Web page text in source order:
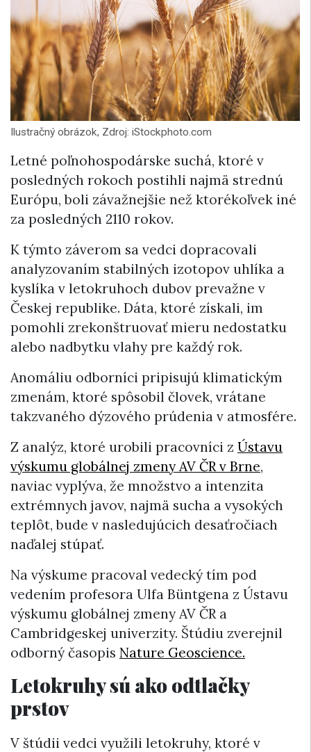
Ilustračný obrázok, Zdroj: iStockphoto.com
Letné poľnohospodárske suchá, ktoré v
posledných rokoch postihli najmä strednú
Európu, boli závažnejšie než ktorékoľvek iné
za posledných 2110 rokov.
K týmto záverom sa vedci dopracovali
analyzovaním stabilných izotopov uhlíka a
kyslíka v letokruhoch dubov prevažne v
Českej republike. Dáta, ktoré získali, im
pomohli zrekonštruovať mieru nedostatku
alebo nadbytku vlahy pre každý rok.
Anomáliu odborníci pripisujú klimatickým
zmenám, ktoré spôsobil človek, vrátane
takzvaného dýzového prúdenia v atmosfére.
Z analýz, ktoré urobili pracovníci z Ústavu
výskumu globálnej zmeny AV ČR v Brne,
naviac vyplýva, že množstvo a intenzita
extrémnych javov, najmä sucha a vysokých
teplôt, bude v nasledujúcich desaťročiach
naďalej stúpať.
Na výskume pracoval vedecký tím pod
vedením profesora Ulfa Büntgena z Ústavu
výskumu globálnej zmeny AV ČR a
Cambridgeskej univerzity. Štúdiu zverejnil
odborný časopis Nature Geoscience.
Letokruhy sú ako odtlačky
prstov
V štúdii vedci využili letokruhy, ktoré v